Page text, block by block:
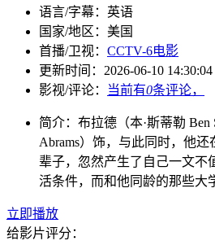
语言/字幕： 英语
国家/地区： 美国
首播/卫视： CCTV-6电影
更新时间： 2026-06-10 14:30:04
影视/评论：
当前有0条评论，
简介： 布拉德（本·斯蒂勒
Abrams）饰，与此同时，他
辈子，忽然产生了自己一文不
活条件，而和他同龄的那些大
立即播放
给影片评分：